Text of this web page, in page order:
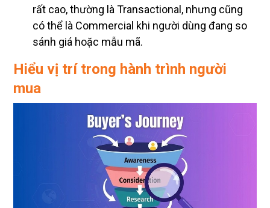
rất cao, thường là Transactional, nhưng cũng
có thể là Commercial khi người dùng đang so
sánh giá hoặc mẫu mã.
Hiểu vị trí trong hành trình người
mua